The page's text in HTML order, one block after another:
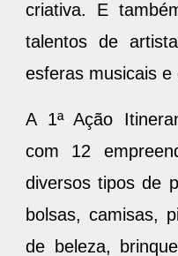
criativa. E
talentos de
esferas musicais e
A 1ª Ação
com 12
diversos tipos de
bolsas, camisas,
de beleza,